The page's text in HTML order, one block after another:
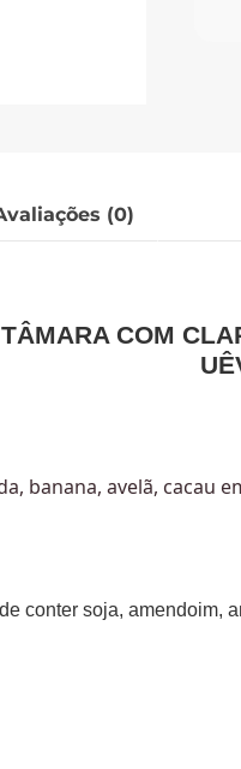
(0)
COM
banana, avelã, cacau
conter soja, amendoim,